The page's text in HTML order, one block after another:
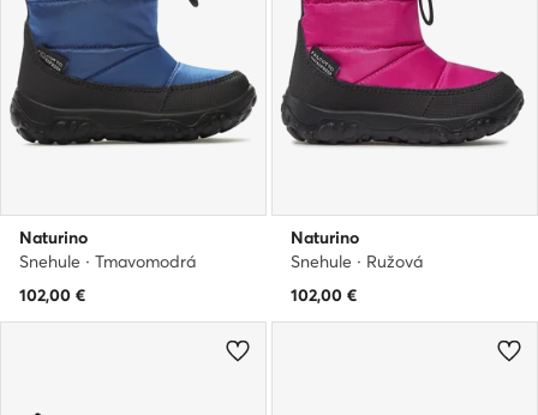
Naturino
Snehule · Tmavomodrá
102,00 €
Naturino
Snehule · Ružová
102,00 €